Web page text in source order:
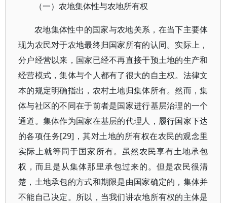
（一）农地集体性与农地所有权
农地集体性中的国家与农地关系，在当下主要体
现为农民对于农地最终归国家所有的认同。实际上，
分户经营以来，国家已经不再直接干预土地的生产和
经营模式，集体与个人都有了很大的自主权。法律文
本的规定明确指出，农村土地归集体所有。然而，集
体与社区的不同在于前者是国家进行基层治理的一个
通道。集体作为国家在基层的代理人，履行国家下达
的各项任务[29]，其对土地的所有权在农民的观念里
实际上就等同于国家所有。虽然农民享有土地承包
权，而且是从集体那里承包过来的。但是农民很清
楚，土地承包的方式和期限是由国家确定的，集体并
不能自己决定。所以，当我们讲农地所有权的主体是